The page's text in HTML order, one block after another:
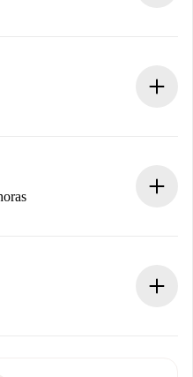
por adelantado.
ningún cargo y te